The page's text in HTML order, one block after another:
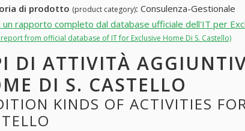
di prodotto (product category): Consulenza-Gestionale
rapporto completo dal database ufficiale dell'IT per
from official database of IT for Exclusive Home Di S. Castello)
DI ATTIVITÀ
DI S. CASTELLO
KINDS OF ACTIVITIES